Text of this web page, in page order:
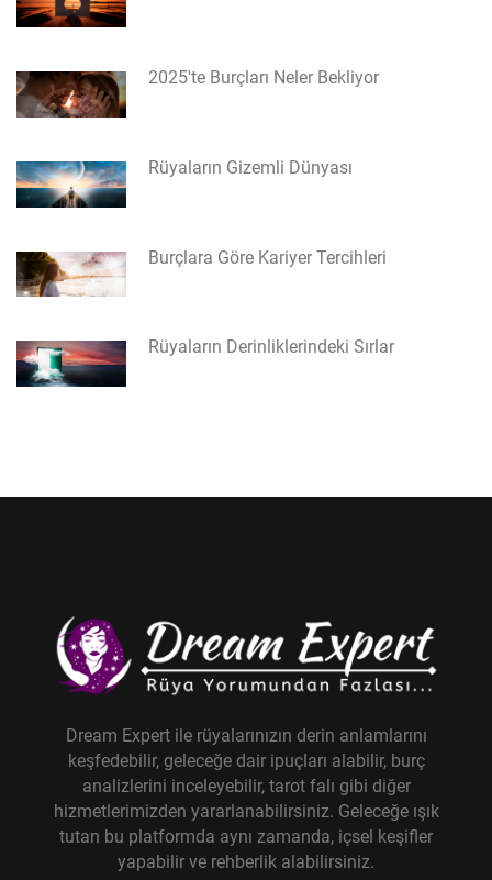
2025'te Burçları Neler Bekliyor
Rüyaların Gizemli Dünyası
Burçlara Göre Kariyer Tercihleri
Rüyaların Derinliklerindeki Sırlar
Dream Expert ile rüyalarınızın derin anlamlarını
keşfedebilir, geleceğe dair ipuçları alabilir, burç
analizlerini inceleyebilir, tarot falı gibi diğer
hizmetlerimizden yararlanabilirsiniz. Geleceğe ışık
tutan bu platformda aynı zamanda, içsel keşifler
yapabilir ve rehberlik alabilirsiniz.